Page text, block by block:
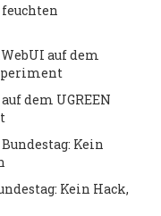
auf dem
dem UGREEN
Kein
Kein Hack,